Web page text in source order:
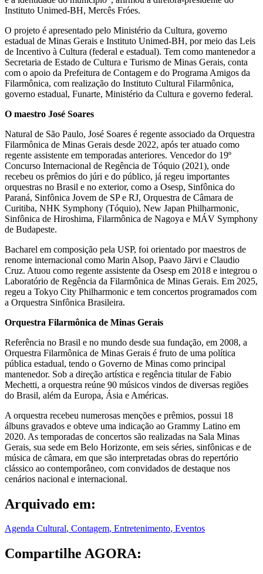
Instituto Unimed-BH, Mercês Fróes.
O projeto é apresentado pelo Ministério da Cultura, governo
estadual de Minas Gerais e Instituto Unimed-BH, por meio das Leis
de Incentivo à Cultura (federal e estadual). Tem como mantenedor a
Secretaria de Estado de Cultura e Turismo de Minas Gerais, conta
com o apoio da Prefeitura de Contagem e do Programa Amigos da
Filarmônica, com realização do Instituto Cultural Filarmônica,
governo estadual, Funarte, Ministério da Cultura e governo federal.
O maestro José Soares
Natural de São Paulo, José Soares é regente associado da Orquestra
Filarmônica de Minas Gerais desde 2022, após ter atuado como
regente assistente em temporadas anteriores. Vencedor do 19º
Concurso Internacional de Regência de Tóquio (2021), onde
recebeu os prêmios do júri e do público, já regeu importantes
orquestras no Brasil e no exterior, como a Osesp, Sinfônica do
Paraná, Sinfônica Jovem de SP e RJ, Orquestra de Câmara de
Curitiba, NHK Symphony (Tóquio), New Japan Philharmonic,
Sinfônica de Hiroshima, Filarmônica de Nagoya e MÁV Symphony
de Budapeste.
Bacharel em composição pela USP, foi orientado por maestros de
renome internacional como Marin Alsop, Paavo Järvi e Claudio
Cruz. Atuou como regente assistente da Osesp em 2018 e integrou o
Laboratório de Regência da Filarmônica de Minas Gerais. Em 2025,
regeu a Tokyo City Philharmonic e tem concertos programados com
a Orquestra Sinfônica Brasileira.
Orquestra Filarmônica de Minas Gerais
Referência no Brasil e no mundo desde sua fundação, em 2008, a
Orquestra Filarmônica de Minas Gerais é fruto de uma política
pública estadual, tendo o Governo de Minas como principal
mantenedor. Sob a direção artística e regência titular de Fabio
Mechetti, a orquestra reúne 90 músicos vindos de diversas regiões
do Brasil, além da Europa, Ásia e Américas.
A orquestra recebeu numerosas menções e prêmios, possui 18
álbuns gravados e obteve uma indicação ao Grammy Latino em
2020. As temporadas de concertos são realizadas na Sala Minas
Gerais, sua sede em Belo Horizonte, em seis séries, sinfônicas e de
música de câmara, em que são interpretadas obras do repertório
clássico ao contemporâneo, com convidados de destaque nos
cenários nacional e internacional.
Arquivado em:
Agenda Cultural, Contagem, Entretenimento, Eventos
Compartilhe AGORA: